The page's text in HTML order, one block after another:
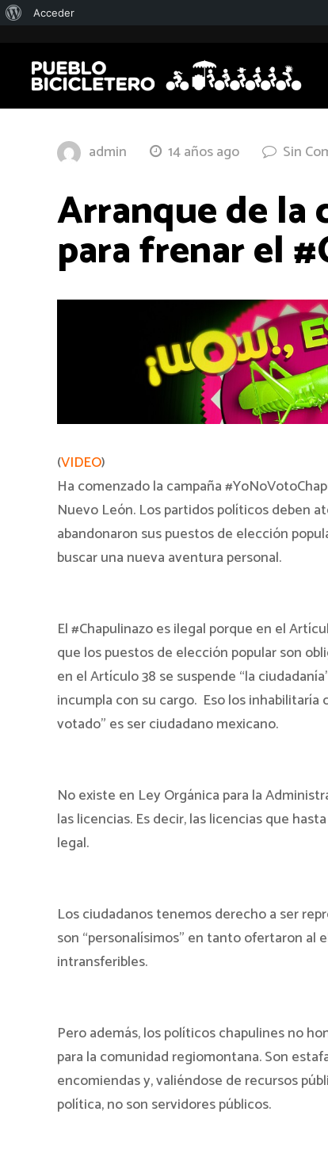
admin 14 años ago Sin
Arranque de la
para frenar el
(VIDEO)
Ha comenzado la campaña
Nuevo León. Los partidos políticos deben
abandonaron sus puestos de elección
buscar una nueva aventura personal.
El #Chapulinazo es ilegal porque en el
que los puestos de elección popular son
en el Artículo 38 se suspende “la
incumpla con su cargo. Eso los
votado” es ser ciudadano mexicano.
No existe en Ley Orgánica para la
las licencias. Es decir, las licencias que
legal.
Los ciudadanos tenemos derecho a ser
son “personalísimos” en tanto ofertaron al
intransferibles.
Pero además, los políticos chapulines no
para la comunidad regiomontana. Son
encomiendas y, valiéndose de recursos
política, no son servidores públicos.
Acerca
WordPress
Acceder